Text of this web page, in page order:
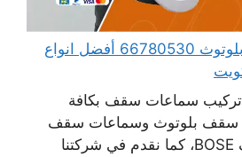
فني سماعات سقف بلوتوث 66780530 أفضل انواع
سماعات سقف بكافة
سقف بلوتوث وسماعات سقف
JPL وسماعات سقف BOSE، كما نقدم في شركتنا